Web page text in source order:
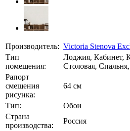
Производитель: Victoria Stenova
Тип
помещения:
Лоджия, Кабинет,
Столовая,
Рапорт
смещения
рисунка:
64 см
Тип:
Обои
Страна
производства:
Россия